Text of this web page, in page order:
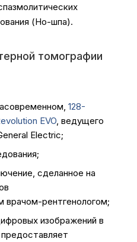
(Но-шпа).
томографии
128-
EVO , ведущего
Electric;
сделанное на
врачом-рентгенологом;
изображений в